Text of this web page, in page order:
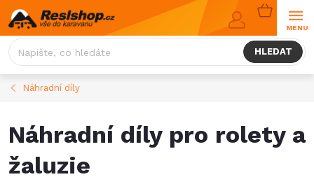
Přejít
na
obsah
HLEDAT
NÁKUPNÍ
KOŠÍK
Náhradní díly
Náhradní díly pro rolety a
žaluzie